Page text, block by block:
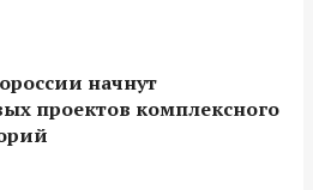
начнут
проектов комплексного